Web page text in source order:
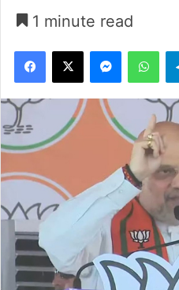
1 minute read
Facebook
X Messenger